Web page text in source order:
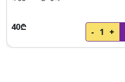
40₾ - 1 +